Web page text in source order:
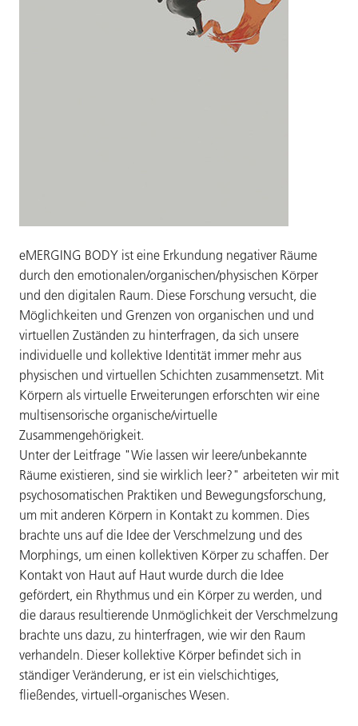
eMERGING BODY ist eine Erkundung negativer Räume
durch den emotionalen/organischen/physischen Körper
und den digitalen Raum. Diese Forschung versucht, die
Möglichkeiten und Grenzen von organischen und und
virtuellen Zuständen zu hinterfragen, da sich unsere
individuelle und kollektive Identität immer mehr aus
physischen und virtuellen Schichten zusammensetzt. Mit
Körpern als virtuelle Erweiterungen erforschten wir eine
multisensorische organische/virtuelle
Zusammengehörigkeit.
Unter der Leitfrage "Wie lassen wir leere/unbekannte
Räume existieren, sind sie wirklich leer?" arbeiteten wir mit
psychosomatischen Praktiken und Bewegungsforschung,
um mit anderen Körpern in Kontakt zu kommen. Dies
brachte uns auf die Idee der Verschmelzung und des
Morphings, um einen kollektiven Körper zu schaffen. Der
Kontakt von Haut auf Haut wurde durch die Idee
gefördert, ein Rhythmus und ein Körper zu werden, und
die daraus resultierende Unmöglichkeit der Verschmelzung
brachte uns dazu, zu hinterfragen, wie wir den Raum
verhandeln. Dieser kollektive Körper befindet sich in
ständiger Veränderung, er ist ein vielschichtiges,
fließendes, virtuell-organisches Wesen.